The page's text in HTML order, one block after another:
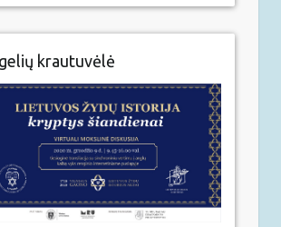
krautuvėlė